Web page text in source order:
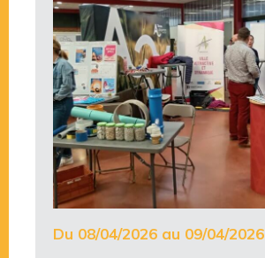
Du 08/04/2026 au 09/04/2026